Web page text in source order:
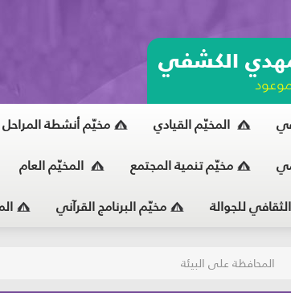
الكشفي
المخيّم القيادي مخيّم أنشطة المراحل
مخيّم تنمية المجتمع المخيّم العام
للجوالة مخيّم البرنامج القرآنيمسابقة الركب الحسينيّ
المحافظة على البيئة